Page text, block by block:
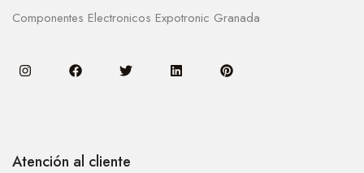
Componentes Electronicos Expotronic Granada
Atención al cliente